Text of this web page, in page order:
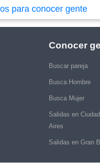
para conocer gente
Conocer
Buscar pareja
Busca Hombre
Busca Mujer
Salidas en
Aires
Salidas en Gran